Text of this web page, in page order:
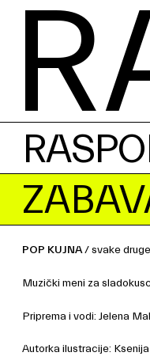
POP KUJNA/ svake
Muzički meni za
Priprema i vodi: Jelena
Autorka ilustracije: